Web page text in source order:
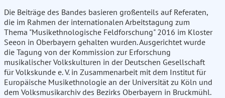
Die Beiträge des Bandes basieren großenteils auf Referaten,
die im Rahmen der internationalen Arbeitstagung zum
Thema "Musikethnologische Feldforschung" 2016 im Kloster
Seeon in Oberbayern gehalten wurden. Ausgerichtet wurde
die Tagung von der Kommission zur Erforschung
musikalischer Volkskulturen in der Deutschen Gesellschaft
für Volkskunde e. V. in Zusammenarbeit mit dem Institut für
Europäische Musikethnologie an der Universität zu Köln und
dem Volksmusikarchiv des Bezirks Oberbayern in Bruckmühl.